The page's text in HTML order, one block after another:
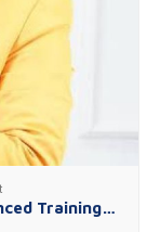
Training…